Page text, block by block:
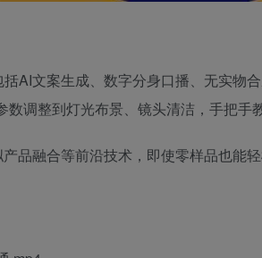
AI文案生成、数字分身口播、无实物
调整到灯光布景、镜头清洁，手把手
品融合等前沿技术，即使零样品也能